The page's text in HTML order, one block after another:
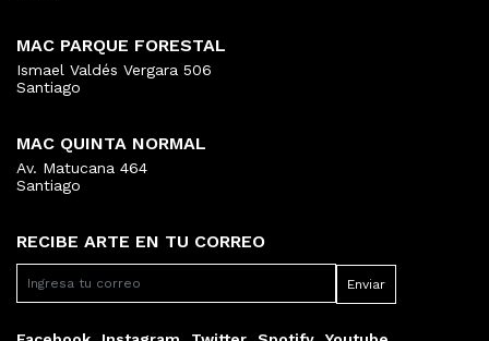
RECIBE ARTE EN TU CORREO
MAC PARQUE FORESTAL
Ismael Valdés Vergara 506
Santiago
MAC QUINTA NORMAL
Av. Matucana 464
Santiago